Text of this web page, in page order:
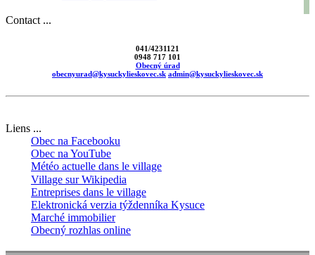
Contact ...
041/4231121
0948 717 101
Obecný úrad
obecnyurad@kysuckylieskovec.sk admin@kysuckylieskovec.sk
Liens ...
Obec na Facebooku
Obec na YouTube
Météo actuelle dans le village
Village sur Wikipedia
Entreprises dans le village
Elektronická verzia týždenníka Kysuce
Marché immobilier
Obecný rozhlas online